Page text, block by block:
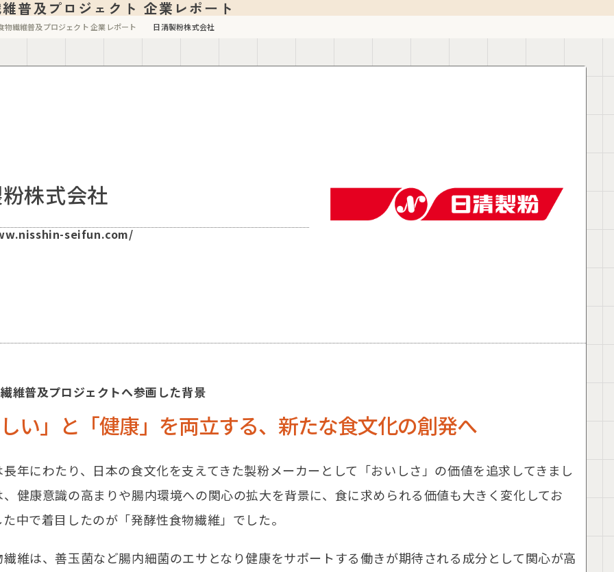
普及プロジェクト 企業レポート
物繊維普及プロジェクト 企業レポート 日清製粉株式会社
株式会社
seifun.com/
維普及プロジェクトへ参画した背景
い」と「健康」を両立する、 新たな食文化の創発へ
年にわたり、日本の食文化を支えてきた製粉メーカーとして「おいしさ」の価値を追求してきまし
健康意識の高まりや腸内環境への関心の拡大を背景に、食に求められる価値も大きく変化してお
中で着目したのが「発酵性食物繊維」でした。
維は、善玉菌など腸内細菌のエサとなり健康をサポートする働きが期待される成分として関心が高